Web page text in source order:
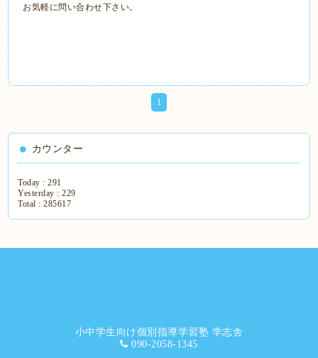
お気軽に問い合わせ下さい。
1
カウンター
Today :291
Yesterday :229
Total :285617
小中学生向け個別指導学習塾 学志舎
090-2058-1345